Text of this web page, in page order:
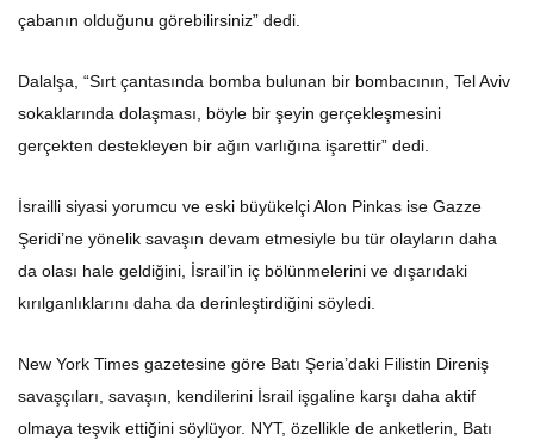
çabanın olduğunu görebilirsiniz” dedi.
Dalalşa, “Sırt çantasında bomba bulunan bir bombacının, Tel Aviv
sokaklarında dolaşması, böyle bir şeyin gerçekleşmesini
gerçekten destekleyen bir ağın varlığına işarettir” dedi.
İsrailli siyasi yorumcu ve eski büyükelçi Alon Pinkas ise Gazze
Şeridi’ne yönelik savaşın devam etmesiyle bu tür olayların daha
da olası hale geldiğini, İsrail’in iç bölünmelerini ve dışarıdaki
kırılganlıklarını daha da derinleştirdiğini söyledi.
New York Times gazetesine göre Batı Şeria’daki Filistin Direniş
savaşçıları, savaşın, kendilerini İsrail işgaline karşı daha aktif
olmaya teşvik ettiğini söylüyor. NYT, özellikle de anketlerin, Batı